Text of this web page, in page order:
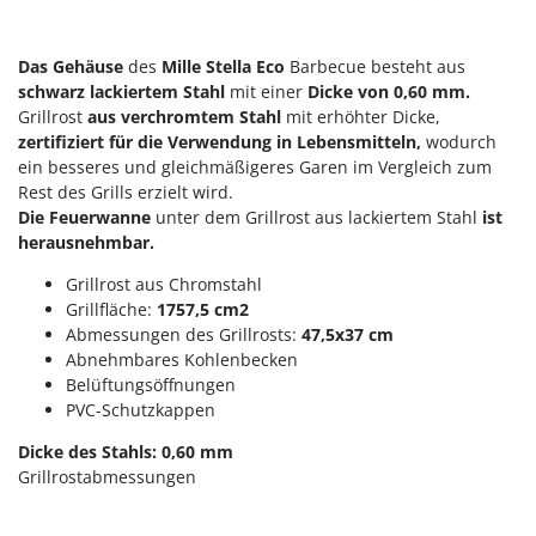
Rupfmaschinen
S
Sämaschinen und Düngerstreuer
Scheibenpflüge
Schneefräsen
Schneeräumer
Schrotmühlen - elektrisch
Schwader für Traktoren
Schweißgeräte
Seilwinden - Motorseilwinden
Sichelmulcher für Traktoren
Greenworks
GRIFO
GVS
GYS
H
Hailo
Henx
HiKOKI
Honda
I
Idromatic
Il-Tec
Das Gehäuse des Mille Stella Eco Barbecue besteht aus
schwarz lackiertem Stahl mit einer Dicke von 0,60 mm.
Grillrost aus verchromtem Stahl mit erhöhter Dicke,
zertifiziert für die Verwendung in Lebensmitteln, wodurch
ein besseres und gleichmäßigeres Garen im Vergleich zum
Rest des Grills erzielt wird.
Die Feuerwanne unter dem Grillrost aus lackiertem Stahl ist
herausnehmbar.
Grillrost aus Chromstahl
Grillfläche: 1757,5 cm2
Abmessungen des Grillrosts: 47,5x37 cm
Abnehmbares Kohlenbecken
Belüftungsöffnungen
PVC-Schutzkappen
Dicke des Stahls: 0,60 mm
Grillrostabmessungen